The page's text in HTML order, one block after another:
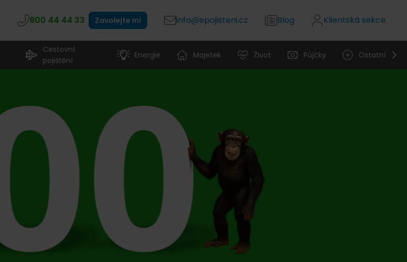
800 44 44 33 Zavolejte mi info@epojisteni.cz Blog Klientská sekce
Cestovní
pojištění
Energie Majetek Život Půjčky Ostatní